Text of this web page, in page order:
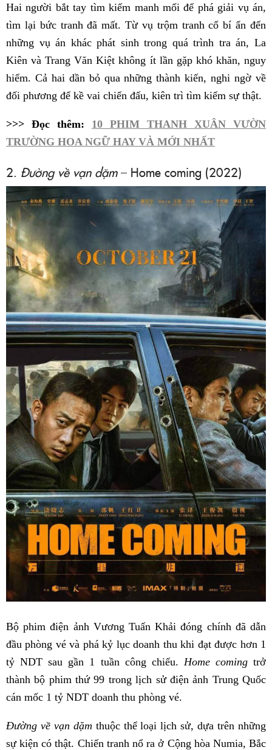
Hai người bắt tay tìm kiếm manh mối để phá giải vụ án,
tìm lại bức tranh đã mất. Từ vụ trộm tranh cổ bí ẩn đến
những vụ án khác phát sinh trong quá trình tra án, La
Kiên và Trang Văn Kiệt không ít lần gặp khó khăn, nguy
hiểm. Cả hai dần bỏ qua những thành kiến, nghi ngờ về
đối phương để kề vai chiến đấu, kiên trì tìm kiếm sự thật.
>>> Đọc thêm: 10 PHIM THANH XUÂN VƯỜN
TRƯỜNG HOA NGỮ HAY VÀ MỚI NHẤT
2. Đường về vạn dặm– Home coming (2022)
Bộ phim điện ảnh Vương Tuấn Khải đóng chính đã dẫn
đầu phòng vé và phá kỷ lục doanh thu khi đạt được hơn 1
tỷ NDT sau gần 1 tuần công chiếu. Home comingtrở
thành bộ phim thứ 99 trong lịch sử điện ảnh Trung Quốc
cán mốc 1 tỷ NDT doanh thu phòng vé.
Đường về vạn dặm thuộc thể loại lịch sử, dựa trên những
sự kiện có thật. Chiến tranh nổ ra ở Cộng hòa Numia, Bắc